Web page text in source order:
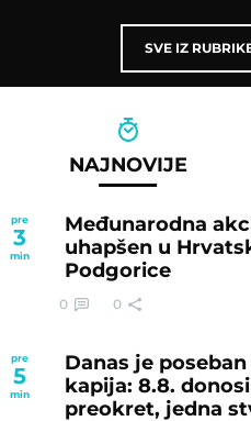
SVE IZ
NAJNOVIJE
pre
3
min
Međunarodna
uhapšen u
Podgorice
0 0
pre
5
min
Danas je
kapija: 8.8.
preokret, jedna